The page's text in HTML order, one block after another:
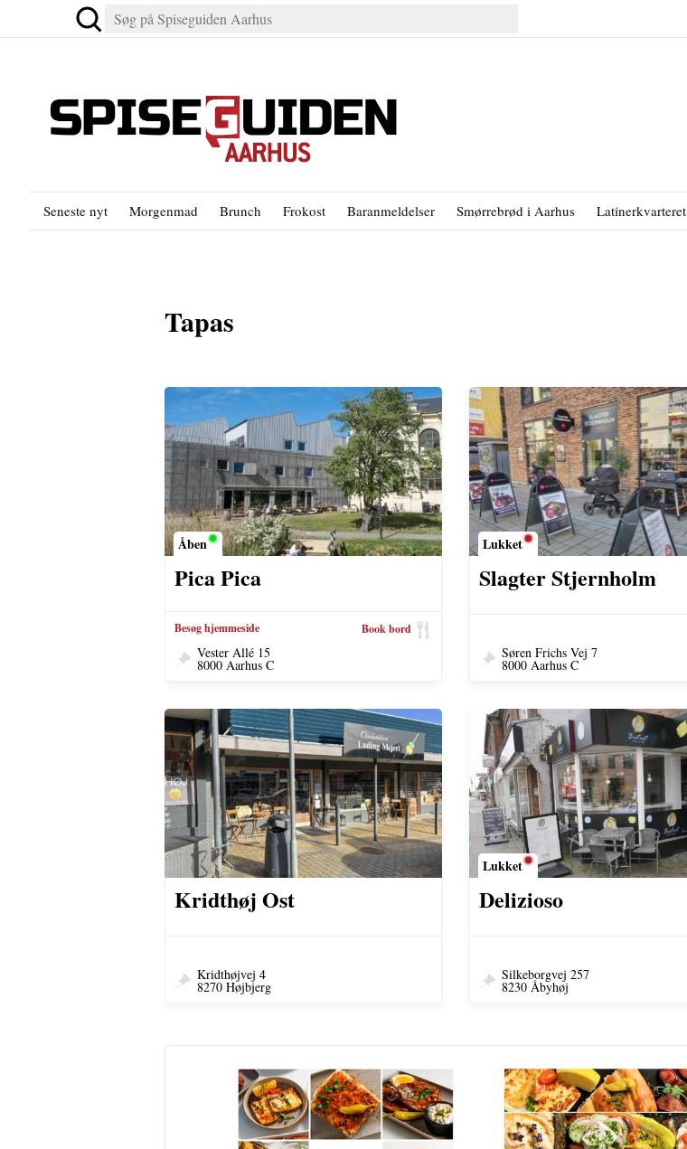
Seneste nyt Morgenmad Brunch Frokost Baranmeldelser Smørrebrød i Aarhus Latinerkvarteret
Tapas
Åben
Pica Pica
Besøg hjemmeside Book bord
Vester Allé 15
8000 Aarhus C
Lukket
Slagter Stjernholm
Søren Frichs Vej 7
8000 Aarhus C
Kridthøj Ost
Kridthøjvej 4
8270 Højbjerg
Lukket
Delizioso
Silkeborgvej 257
8230 Åbyhøj